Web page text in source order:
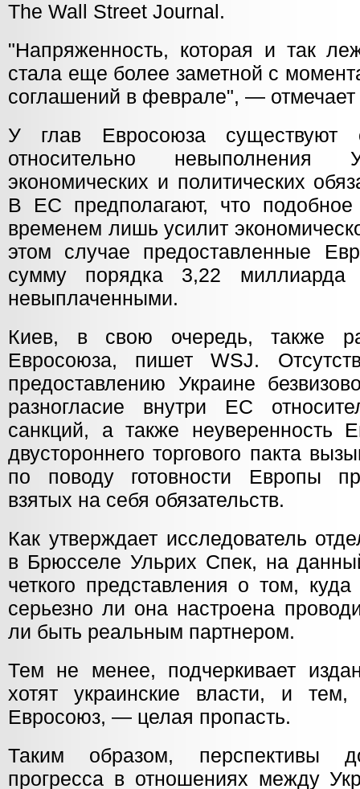
The Wall Street Journal.
"Напряженность, которая и так
стала еще более заметной с
соглашений в феврале", — отмечает
У глав Евросоюза существуют
относительно невыполнения
экономических и политических
В ЕС предполагают, что
временем лишь усилит
этом случае предоставленные
сумму порядка 3,22 миллиарда
невыплаченными.
Киев, в свою очередь, также
Евросоюза, пишет WSJ.
предоставлению Украине
разногласие внутри ЕС
санкций, а также неуверенность
двустороннего торгового пакта
по поводу готовности Европы
взятых на себя обязательств.
Как утверждает исследователь
в Брюсселе Ульрих Спек, на
четкого представления о том,
серьезно ли она настроена
ли быть реальным партнером.
Тем не менее, подчеркивает
хотят украинские власти, и
Евросоюз, — целая пропасть.
Таким образом, перспективы
прогресса в отношениях между